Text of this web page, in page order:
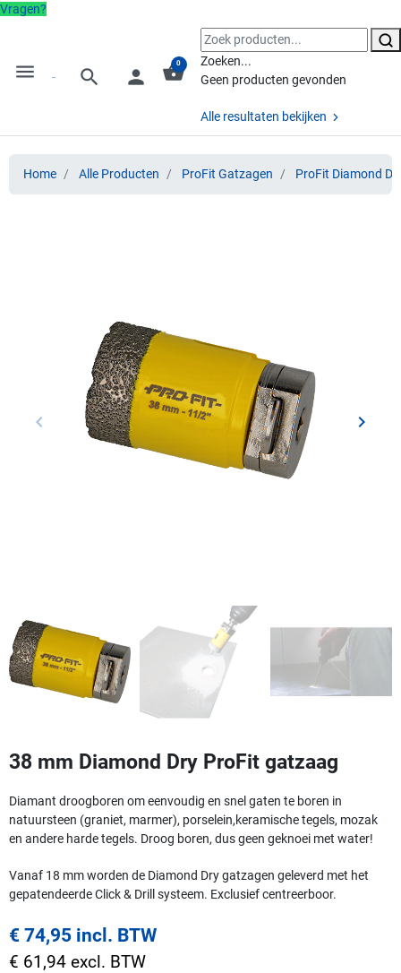
Vragen?
menu search person shopping_basket
0
Zoeken...
Geen producten gevonden
Alle resultaten bekijken
Home Alle Producten ProFit Gatzagen ProFit Diamond
Vorige
keyboard_arrow_left keyboard_arrow_right
38 mm Diamond Dry ProFit gatzaag
Diamant droogboren om eenvoudig en snel gaten te boren in
natuursteen (graniet, marmer), porselein,keramische tegels, mozak
en andere harde tegels. Droog boren, dus geen geknoei met water!
Vanaf 18 mm worden de Diamond Dry gatzagen geleverd met het
gepatendeerde Click & Drill systeem. Exclusief centreerboor.
€ 74,95 incl. BTW
€ 61,94 excl. BTW